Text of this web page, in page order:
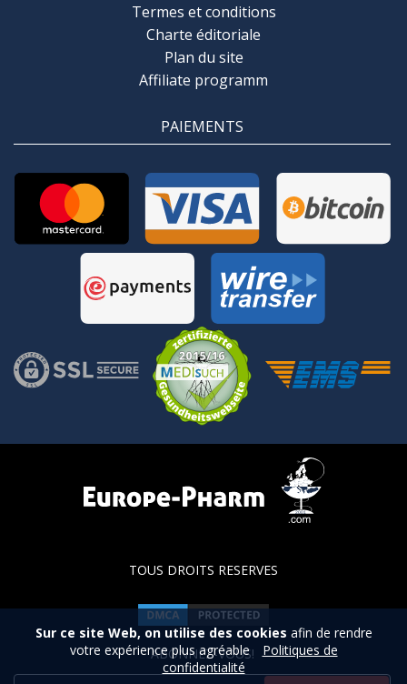
Termes et conditions
Charte éditoriale
Plan du site
Affiliate programm
PAIEMENTS
TOUS DROITS RESERVES
ABONNEZ-VOUS!
Sur ce site Web, on utilise des cookies afin de rendre
votre expérience plus agréable
Politiques de
confidentialité